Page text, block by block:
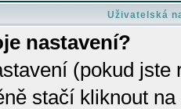
Uživatelská
nastavení?
(pokud
stačí kliknout